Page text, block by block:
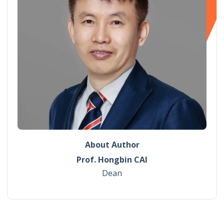
About Author
Prof. Hongbin CAI
Dean